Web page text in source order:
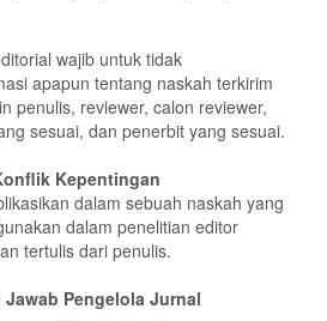
wajib untuk tidak
apapun tentang naskah terkirim
penulis, reviewer, calon reviewer,
sesuai, dan penerbit yang sesuai.
Kepentingan
dalam sebuah naskah yang
dalam penelitian editor
tertulis dari penulis.
Pengelola Jurnal